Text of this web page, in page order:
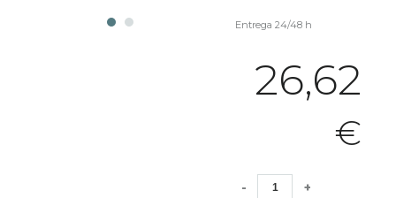
Entrega 24/48 h
26,62
€
- +